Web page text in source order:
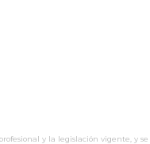
y la legislación vigente,